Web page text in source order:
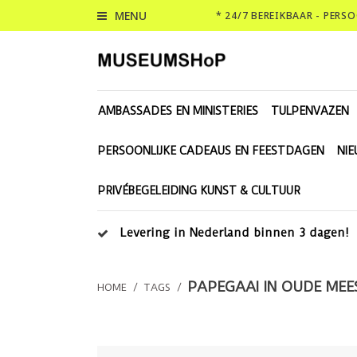
MENU * 24/7 BEREIKBAAR -
AMBASSADES EN MINISTERIES TULPENVAZEN
PERSOONLIJKE CADEAUS EN FEESTDAGEN
PRIVÉBEGELEIDING KUNST & CULTUUR
Levering in Nederland binnen 3 dagen!
HOME / TAGS / PAPEGAAI IN OUDE